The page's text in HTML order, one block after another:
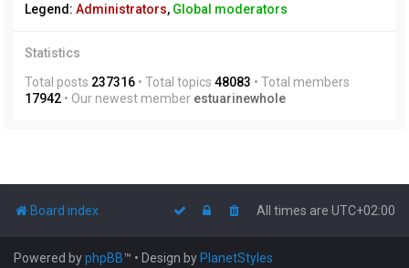
Legend: Administrators, Global moderators
Statistics
Total posts 237316 • Total topics 48083 • Total members
17942 • Our newest member estuarinewhole
Board index All times are UTC+02:00
Powered byphpBB™ • Design by PlanetStyles